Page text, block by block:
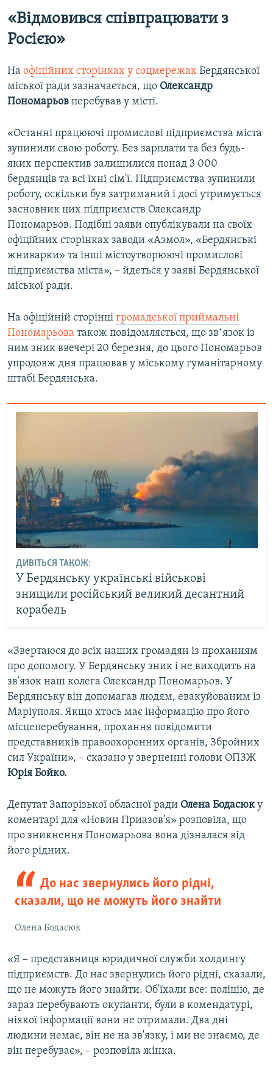
«Відмовився співпрацювати з
Росією»
На офіційних сторінках у соцмережах Бердянської
міської ради зазначається, що Олександр
Пономарьов перебував у місті.
«Останні працюючі промислові підприємства міста
зупинили свою роботу. Без зарплати та без будь-
яких перспектив залишилися понад 3 000
бердянців та всі їхні сім'ї. Підприємства зупинили
роботу, оскільки був затриманий і досі утримується
засновник цих підприємств Олександр
Пономарьов. Подібні заяви опублікували на своїх
офіційних сторінках заводи «Азмол», «Бердянські
жниварки» та інші містоутворюючі промислові
підприємства міста», – йдеться у заяві Бердянської
міської ради.
На офіційній сторінці громадської приймальні
Пономарьова також повідомляється, що звʼязок із
ним зник ввечері 20 березня, до цього Пономарьов
упродовж дня працював у міському гуманітарному
штабі Бердянська.
ДИВІТЬСЯ ТАКОЖ:
У Бердянську українські військові
знищили російський великий десантний
корабель
«Звертаюся до всіх наших громадян із проханням
про допомогу. У Бердянську зник і не виходить на
зв'язок наш колега Олександр Пономарьов. У
Бердянську він допомагав людям, евакуйованим із
Маріуполя. Якщо хтось має інформацію про його
місцеперебування, прохання повідомити
представників правоохоронних органів, Збройних
сил України», – сказано у зверненні голови ОПЗЖ
Юрія Бойко.
Депутат Запорізької обласної ради Олена Бодасюку
коментарі для «Новин Приазов'я» розповіла, що
про зникнення Пономарьова вона дізналася від
його рідних.
До нас звернулись його рідні,
сказали, що не можуть його знайти
Олена Бодасюк
«Я – представниця юридичної служби холдингу
підприємств. До нас звернулись його рідні, сказали,
що не можуть його знайти. Об'їхали все: поліцію, де
зараз перебувають окупанти, були в комендатурі,
ніякої інформації вони не отримали. Два дні
людини немає, він не на зв'язку, і ми не знаємо, де
він перебуває», – розповіла жінка.